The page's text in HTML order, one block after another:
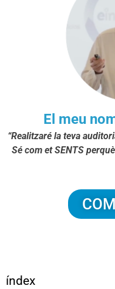
El meu
“Realitzaré la teva
Sé com et SENTS
índex